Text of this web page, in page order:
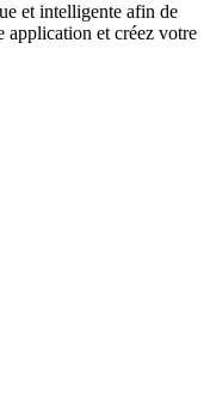
et intelligente afin de
application et créez votre